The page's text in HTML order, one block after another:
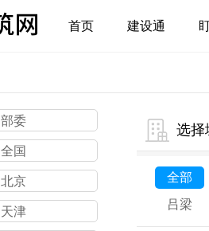
首页 建设通
部委
全国
北京
天津
选择
全部
吕梁